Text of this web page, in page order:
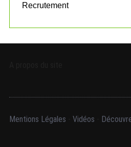
Recrutement
Mentions Légales Vidéos